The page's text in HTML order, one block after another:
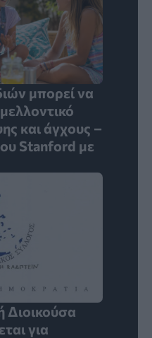
μπορεί να
και άγχους –
Stanford με
Διοικούσα
για